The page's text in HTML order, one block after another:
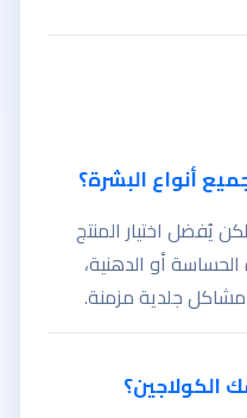
أنواع البشرة؟
يُفضل اختيار المنتج
أو الدهنية،
جلدية مزمنة.
الكولاجين؟